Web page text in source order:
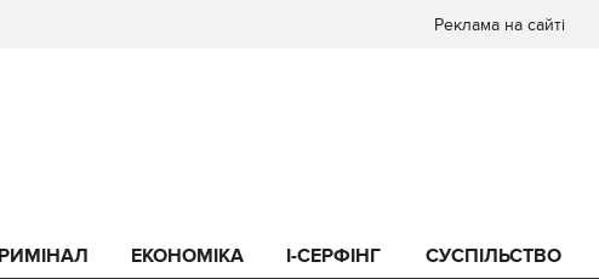
Реклама на сайті
ЕКОНОМІКА I-СЕРФІНГ СУСПІЛЬСТВО